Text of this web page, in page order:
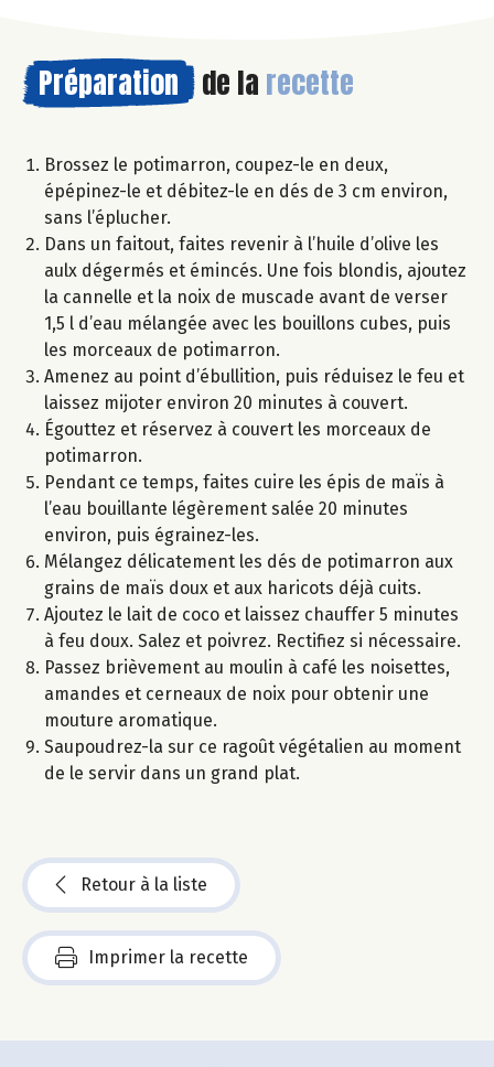
Préparation de la recette
Brossez le potimarron, coupez-le en deux,
épépinez-le et débitez-le en dés de 3 cm environ,
sans l’éplucher.
Dans un faitout, faites revenir à l’huile d’olive les
aulx dégermés et émincés. Une fois blondis, ajoutez
la cannelle et la noix de muscade avant de verser
1,5 l d’eau mélangée avec les bouillons cubes, puis
les morceaux de potimarron.
Amenez au point d’ébullition, puis réduisez le feu et
laissez mijoter environ 20 minutes à couvert.
Égouttez et réservez à couvert les morceaux de
potimarron.
Pendant ce temps, faites cuire les épis de maïs à
l’eau bouillante légèrement salée 20 minutes
environ, puis égrainez-les.
Mélangez délicatement les dés de potimarron aux
grains de maïs doux et aux haricots déjà cuits.
Ajoutez le lait de coco et laissez chauffer 5 minutes
à feu doux. Salez et poivrez. Rectifiez si nécessaire.
Passez brièvement au moulin à café les noisettes,
amandes et cerneaux de noix pour obtenir une
mouture aromatique.
Saupoudrez-la sur ce ragoût végétalien au moment
de le servir dans un grand plat.
Retour à la liste
Imprimer la recette